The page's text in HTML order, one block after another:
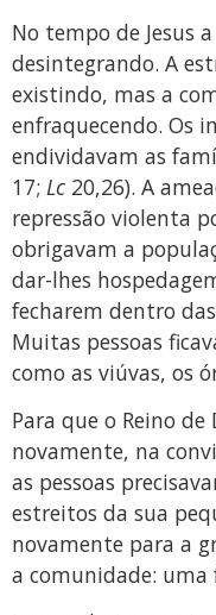
No tempo de Jesus
desintegrando. A
existindo, mas a
enfraquecendo. Os
endividavam as
17; Lc 20,26). A
repressão violenta
obrigavam a
dar-lhes
fecharem dentro
Muitas pessoas
como as viúvas, os
Para que o Reino
novamente, na
as pessoas
estreitos da sua
novamente para a
a comunidade: